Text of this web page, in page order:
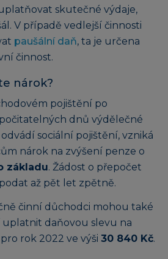
skutečné výdaje,
V případě vedlejší činnosti
paušální daň, ta je určena
činnost.
nárok?
pojištění po
dnů výdělečné
sociální pojištění, vzniká
nárok na zvýšení penze o
základu. Žádost o přepočet
až pět let zpětně.
činní důchodci mohou také
daňovou slevu na
rok 2022 ve výši 30 840 Kč.